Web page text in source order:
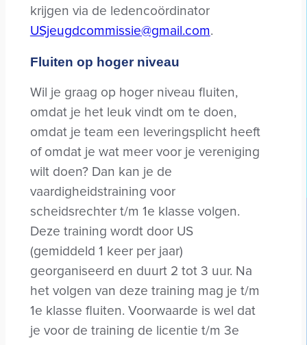
krijgen via de ledencoördinator
USjeugdcommissie@gmail.com.
Fluiten op hoger niveau
Wil je graag op hoger niveau fluiten,
omdat je het leuk vindt om te doen,
omdat je team een leveringsplicht heeft
of omdat je wat meer voor je vereniging
wilt doen? Dan kan je de
vaardigheidstraining voor
scheidsrechter t/m 1e klasse volgen.
Deze training wordt door US
(gemiddeld 1 keer per jaar)
georganiseerd en duurt 2 tot 3 uur. Na
het volgen van deze training mag je t/m
1e klasse fluiten. Voorwaarde is wel dat
je voor de training de licentie t/m 3e